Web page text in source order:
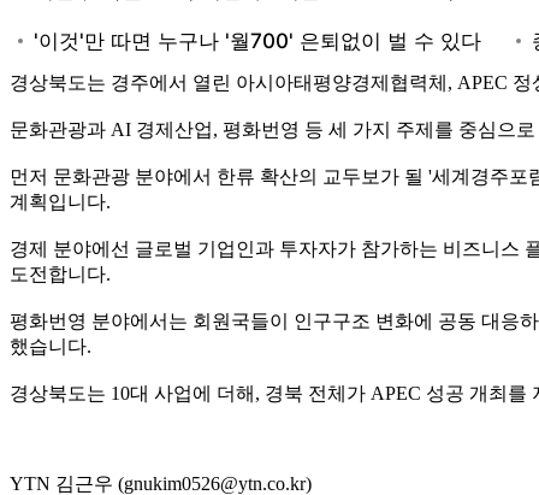
경상북도는 경주에서 열린 아시아태평양경제협력체, APEC
문화관광과 AI 경제산업, 평화번영 등 세 가지 주제를 중심으
먼저 문화관광 분야에서 한류 확산의 교두보가 될 '세계경주
계획입니다.
경제 분야에선 글로벌 기업인과 투자자가 참가하는 비즈니스
도전합니다.
평화번영 분야에서는 회원국들이 인구구조 변화에 공동 대응
했습니다.
경상북도는 10대 사업에 더해, 경북 전체가 APEC 성공 개최
YTN 김근우 (gnukim0526@ytn.co.kr)